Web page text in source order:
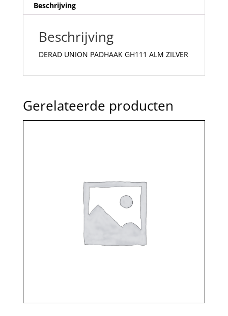
Beschrijving
Beschrijving
DERAD UNION PADHAAK GH111 ALM ZILVER
Gerelateerde producten